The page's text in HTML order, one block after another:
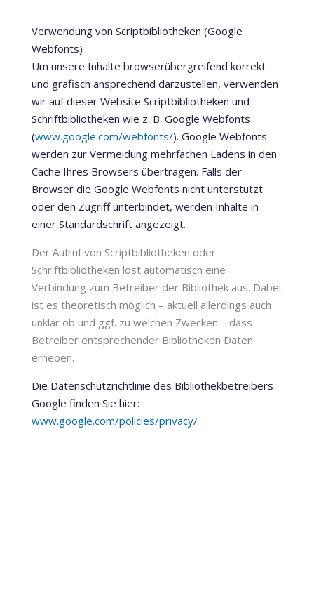
Verwendung von Scriptbibliotheken (Google
Webfonts)
Um unsere Inhalte browserübergreifend korrekt
und grafisch ansprechend darzustellen, verwenden
wir auf dieser Website Scriptbibliotheken und
Schriftbibliotheken wie z. B. Google Webfonts
(www.google.com/webfonts/). Google Webfonts
werden zur Vermeidung mehrfachen Ladens in den
Cache Ihres Browsers übertragen. Falls der
Browser die Google Webfonts nicht unterstützt
oder den Zugriff unterbindet, werden Inhalte in
einer Standardschrift angezeigt.
Der Aufruf von Scriptbibliotheken oder
Schriftbibliotheken löst automatisch eine
Verbindung zum Betreiber der Bibliothek aus. Dabei
ist es theoretisch möglich – aktuell allerdings auch
unklar ob und ggf. zu welchen Zwecken – dass
Betreiber entsprechender Bibliotheken Daten
erheben.
Die Datenschutzrichtlinie des Bibliothekbetreibers
Google finden Sie hier:
www.google.com/policies/privacy/